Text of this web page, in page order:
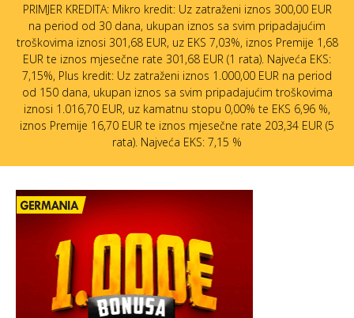
PRIMJER KREDITA: Mikro kredit: Uz zatraženi iznos 300,00 EUR
na period od 30 dana, ukupan iznos sa svim pripadajućim
troškovima iznosi 301,68 EUR, uz EKS 7,03%, iznos Premije 1,68
EUR te iznos mjesečne rate 301,68 EUR (1 rata). Najveća EKS:
7,15%, Plus kredit: Uz zatraženi iznos 1.000,00 EUR na period
od 150 dana, ukupan iznos sa svim pripadajućim troškovima
iznosi 1.016,70 EUR, uz kamatnu stopu 0,00% te EKS 6,96 %,
iznos Premije 16,70 EUR te iznos mjesečne rate 203,34 EUR (5
rata). Najveća EKS: 7,15 %